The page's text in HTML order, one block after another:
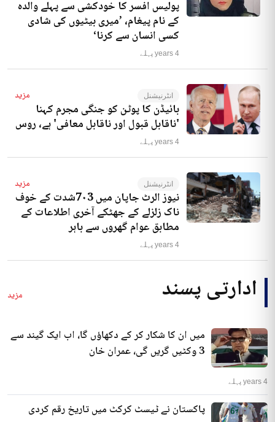
پولیس افسر کا خودکشی سے پہلے والدہ
کے نام پیغام، ’میری بیٹیوں کی شادی
کسی انسان سے کرنا‘
4 years پہلے
انٹرنیشنل مزید
بائیڈن کا پوٹن کو جنگی مجرم کہنا
'ناقابل قبول اور ناقابل معافی' ہے، روس
4 years پہلے
انٹرنیشنل مزید
نیوز الرٹ جاپان میں 7۰3شدت کے خوف
ناک زلزلے کے جھٹکے آخری اطلاعات کے
مطابق عوام گھروں سے باہر
4 years پہلے
ادارتی پسند مزید
میں ان کا شکار کر کے دکھاؤں گا، اب ایک گیند سے
3 وکٹیں گریں گی، عمران خان
4 years پہلے
پاکستان نے ٹیسٹ کرکٹ میں تاریخ رقم کردی